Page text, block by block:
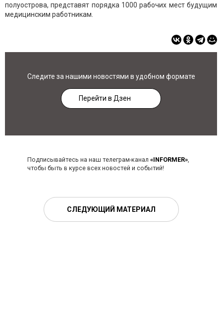
полуострова, представят порядка 1000 рабочих мест будущим
медицинским работникам.
Следите за нашими новостями в удобном формате
Перейти в Дзен
Подписывайтесь на наш телеграм-канал «INFORMER»,
чтобы быть в курсе всех новостей и событий!
СЛЕДУЮЩИЙ МАТЕРИАЛ